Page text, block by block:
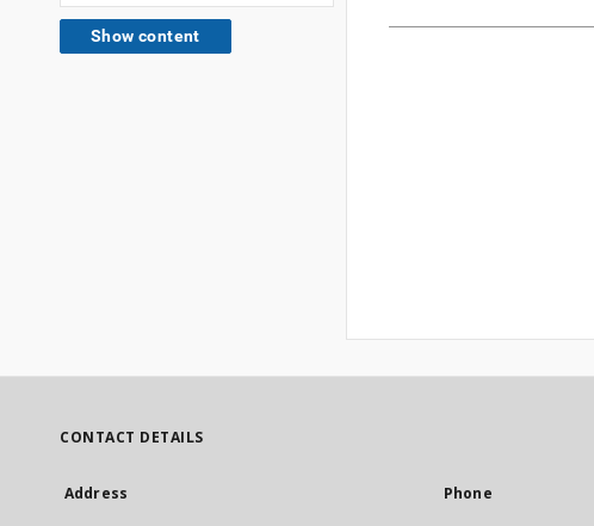
Show content
CONTACT DETAILS
Address Phone